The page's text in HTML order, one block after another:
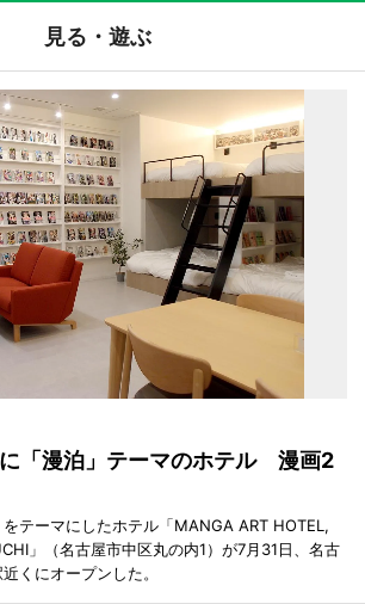
見る・遊ぶ
「漫泊」テーマのホテル 漫画2
をテーマにしたホテル「MANGA ART HOTEL,
」（名古屋市中区丸の内1）が7月31日、名古
くにオープンした。